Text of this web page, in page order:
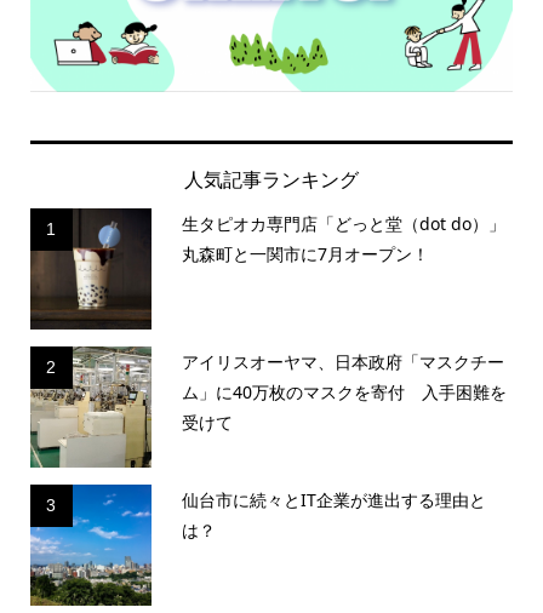
人気記事ランキング
1
生タピオカ専門店「どっと堂（dot do）」
丸森町と一関市に7月オープン！
2
アイリスオーヤマ、日本政府「マスクチー
ム」に40万枚のマスクを寄付 入手困難を
受けて
3
仙台市に続々とIT企業が進出する理由と
は？